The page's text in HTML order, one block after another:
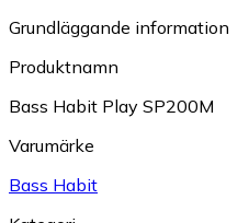
Grundläggande information
Produktnamn
Bass Habit Play SP200M
Varumärke
Bass Habit